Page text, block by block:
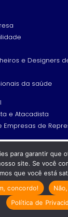
e Designers
da saúde
e Atacadista
Empresas de
4774
4334
Office - Av. dos
só para você
Correto
Tudo Aqui!
como
a sua
para garantir que
site. Se você
que você está
concordo!
Política de